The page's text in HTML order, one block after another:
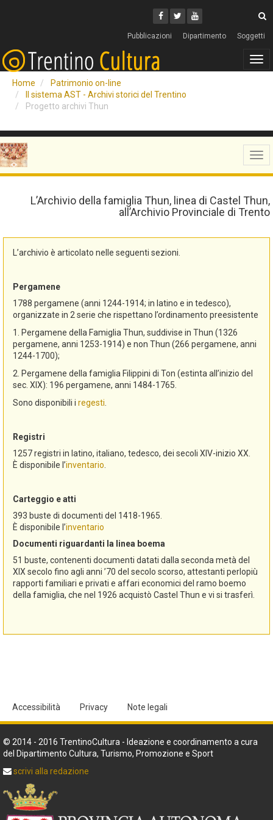
Facebook
Twitter
Youtube
Pubblicazioni Dipartimento Soggetti
Home
Patrimonio on-line
Il sistema AST - Archivi storici del Trentino
Progetto archivi Thun
L’Archivio della famiglia Thun, linea di Castel Thun,
all’Archivio Provinciale di Trento
L’archivio è articolato nelle seguenti sezioni.
Pergamene
1788 pergamene (anni 1244-1914; in latino e in tedesco),
organizzate in 2 serie che rispettano l’ordinamento preesistente
1. Pergamene della Famiglia Thun, suddivise in Thun (1326
pergamene, anni 1253-1914) e non Thun (266 pergamene, anni
1244-1700);
2. Pergamene della famiglia Filippini di Ton (estinta all’inizio del
sec. XIX): 196 pergamene, anni 1484-1765.
Sono disponibili i regesti
Registri
1257 registri in latino, italiano, tedesco, dei secoli XIV-inizio XX.
È disponibile l’inventario
Carteggio e atti
393 buste di documenti del 1418-1965.
È disponibile l’inventario
Documenti riguardanti la linea boema
51 buste, contenenti documenti datati dalla seconda metà del
XIX secolo fino agli anni ’70 del secolo scorso, attestanti perlopiù
rapporti familiari e privati e affari economici del ramo boemo
della famiglia, che nel 1926 acquistò Castel Thun e vi si trasferì.
Accessibilità Privacy Note legali
© 2014 - 2016 TrentinoCultura - Ideazione e coordinamento a cura
del Dipartimento Cultura, Turismo, Promozione e Sport
scrivi alla redazione